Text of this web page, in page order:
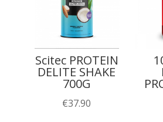
Scitec PROTEIN
DELITE SHAKE
700G
€37.90